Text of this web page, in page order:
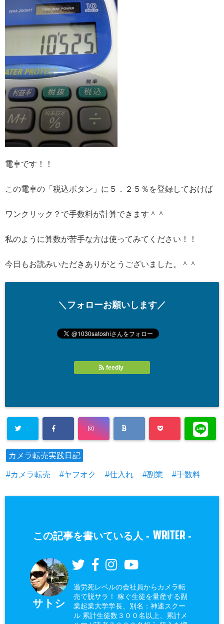
電卓です！！
この電卓の「税込ボタン」に５．２５％を登録しておけば
ワンクリック？で手数料が計算できます＾＾
私のように算数が苦手な方は使ってみてください！！
今日もお読みいただきありがとうございました。＾＾
＼フォローお願いします／
feedly
カメラ転売実践日記
カメラ転売 ヤフオク 仕入れ 副業 手数料
この記事を書いている人 - WRITER-
サトシ
過労死レベルの会社員からカメラ転
売で脱サラ！ 稼ぐ生徒を量産する副
業起業大学学長、別名：神速スクー
ル 累計生徒数３００名以上、累計メ